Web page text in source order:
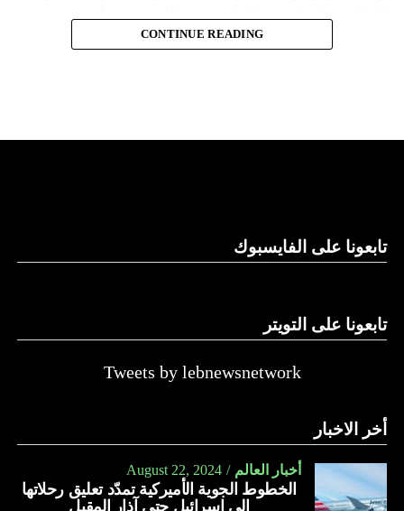
موقف إسرائيل في محادثات الهدنة.
ووسط هذا المشهد، يأتي وصول وزير الخارجية الأميركي أنتوني
بلينكن إلى إسرائيل في جولة هي العاشرة له للمنطقة منذ السابع
زيارة تأتي في إطار الجهود الدبلوماسية المكثفة التي تبذلها
واشنطن للدفع بالمفاوضات والتوصل إلى اتفاق لوقف لإطلاق
الضغوط يجب أن تتوجه إلى حماس، وليس على حكومته.
كما وقال بيان من مكتب نتنياهو إنه مصر على بقاء القوات
الإسرائيلية في محور فيلادلفيا “لمنع الإرهابيين من إعادة
CONTINUE READING
تابعونا على الفايسبوك
تابعونا على التويتر
Tweets by lebnewsnetwork
أخر الاخبار
أخبار العالم August 22, 2024
الخطوط الجوية الأميركية تمدّد تعليق رحلاتها
إلى إسرائيل حتى آذار المقبل